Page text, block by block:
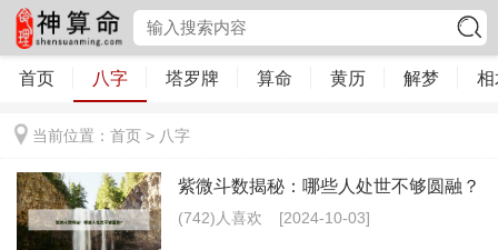
首页 八字 塔罗牌 算命 黄历 解梦 相
当前位置： 首页 > 八字
紫微斗数揭秘：哪些人处世不够圆融？
(742)人喜欢 [2024-10-03]